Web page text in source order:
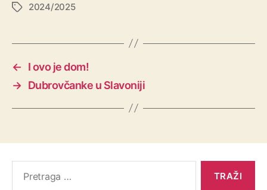
2024/2025
←
I ovo je dom!
→ Dubrovčanke u Slavoniji